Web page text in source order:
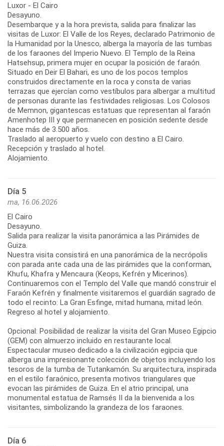
Luxor - El Cairo
Desayuno.
Desembarque y a la hora prevista, salida para finalizar las
visitas de Luxor: El Valle de los Reyes, declarado Patrimonio de
la Humanidad por la Unesco, alberga la mayoría de las tumbas
de los faraones del Imperio Nuevo. El Templo de la Reina
Hatsehsup, primera mujer en ocupar la posición de faraón.
Situado en Deir El Bahari, es uno de los pocos templos
construidos directamente en la roca y consta de varias
terrazas que ejercían como vestíbulos para albergar a multitud
de personas durante las festividades religiosas. Los Colosos
de Memnon, gigantescas estatuas que representan al faraón
Amenhotep III y que permanecen en posición sedente desde
hace más de 3.500 años.
Traslado al aeropuerto y vuelo con destino a El Cairo.
Recepción y traslado al hotel.
Alojamiento.
Día 5
ma, 16.06.2026
El Cairo
Desayuno.
Salida para realizar la visita panorámica a las Pirámides de
Guiza.
Nuestra visita consistirá en una panorámica de la necrópolis
con parada ante cada una de las pirámides que la conforman,
Khufu, Khafra y Mencaura (Keops, Kefrén y Micerinos).
Continuaremos con el Templo del Valle que mandó construir el
Faraón Kefrén y finalmente visitaremos el guardián sagrado de
todo el recinto: La Gran Esfinge, mitad humana, mitad león.
Regreso al hotel y alojamiento.
Opcional: Posibilidad de realizar la visita del Gran Museo Egipcio
(GEM) con almuerzo incluido en restaurante local.
Espectacular museo dedicado a la civilización egipcia que
alberga una impresionante colección de objetos incluyendo los
tesoros de la tumba de Tutankamón. Su arquitectura, inspirada
en el estilo faraónico, presenta motivos triangulares que
evocan las pirámides de Guiza. En el atrio principal, una
monumental estatua de Ramsés II da la bienvenida a los
visitantes, simbolizando la grandeza de los faraones.
Día 6